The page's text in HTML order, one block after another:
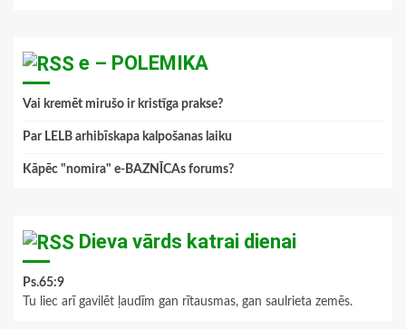
e – POLEMIKA
Vai kremēt mirušo ir kristīga prakse?
Par LELB arhibīskapa kalpošanas laiku
Kāpēc "nomira" e-BAZNĪCAs forums?
Dieva vārds katrai dienai
Ps.65:9
Tu liec arī gavilēt ļaudīm gan rītausmas, gan saulrieta zemēs.